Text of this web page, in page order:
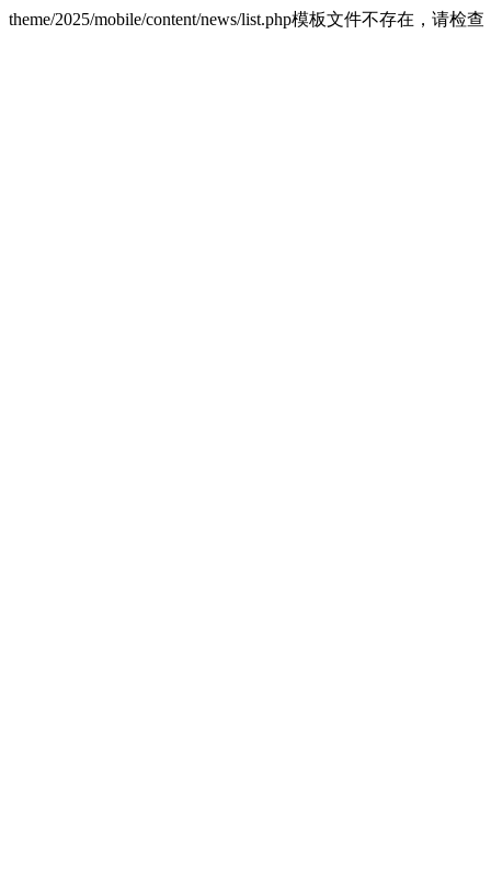
theme/2025/mobile/content/news/list.php模板文件不存在，请检查